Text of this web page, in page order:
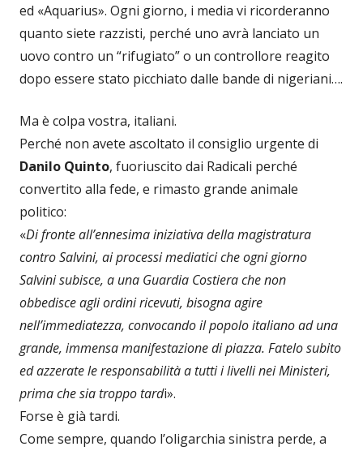
ed «Aquarius». Ogni giorno, i media vi ricorderanno
quanto siete razzisti, perché uno avrà lanciato un
uovo contro un “rifugiato” o un controllore reagito
dopo essere stato picchiato dalle bande di nigeriani….
Ma è colpa vostra, italiani.
Perché non avete ascoltato il consiglio urgente di
Danilo Quinto, fuoriuscito dai Radicali perché
convertito alla fede, e rimasto grande animale
politico:
«Di fronte all’ennesima iniziativa della magistratura
contro Salvini, ai processi mediatici che ogni giorno
Salvini subisce, a una Guardia Costiera che non
obbedisce agli ordini ricevuti, bisogna agire
nell’immediatezza, convocando il popolo italiano ad una
grande, immensa manifestazione di piazza. Fatelo subito
ed azzerate le responsabilità a tutti i livelli nei Ministeri,
prima che sia troppo tardi».
Forse è già tardi.
Come sempre, quando l’oligarchia sinistra perde, a